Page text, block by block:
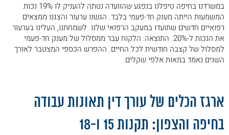
במשרדנו בחיפה טיפלנו בנפגע שהוועדה נטתה להעניק לו 19% נכות.
המשמעות הייתה מענק חד-פעמי בלבד. הגשנו ערעור והצגנו ממצאים
רפואיים חדשים שתועדו במעקב הרפואי שלנו. לשמחתנו, העלינו בערעור
את הנכות ל-20%. התוצאה: הלקוח עבר ממסלול של מענק חד-פעמי
למסלול של קצבה חודשית לכל החיים. ההפרש הכספי המצטבר לאורך
השנים נאמד במאות אלפי שקלים.
ארגז הכלים של עורך דין תאונות עבודה
בחיפה והצפון: תקנות 15 ו-18